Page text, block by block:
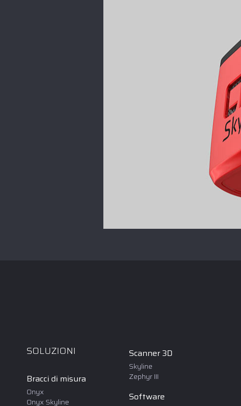
SOLUZIONI
Bracci di misura
Onyx
Onyx Skyline
Scanner 3D
Skyline
Zephyr III
Software